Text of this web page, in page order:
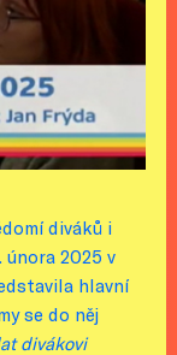
diváků i
2025 v
hlavní
se do něj
divákovi